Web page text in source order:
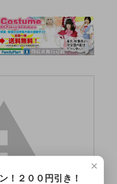
×
！２００円引き！